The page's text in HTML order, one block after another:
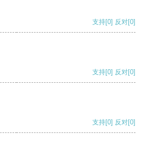
支持[0] 反对[0]
支持[0] 反对[0]
支持[0] 反对[0]